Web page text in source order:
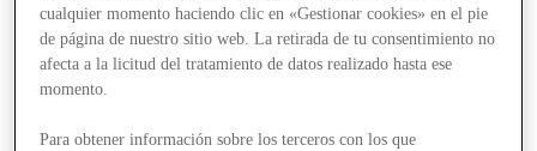
cualquier momento haciendo clic en «Gestionar cookies» en el pie
de página de nuestro sitio web. La retirada de tu consentimiento no
afecta a la licitud del tratamiento de datos realizado hasta ese
momento.
Para obtener información sobre los terceros con los que